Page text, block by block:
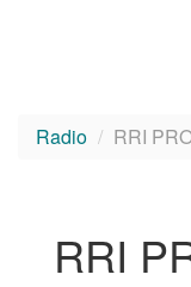
Radio RRI
RRI